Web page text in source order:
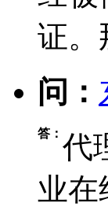
证
问：
答： 代
业在